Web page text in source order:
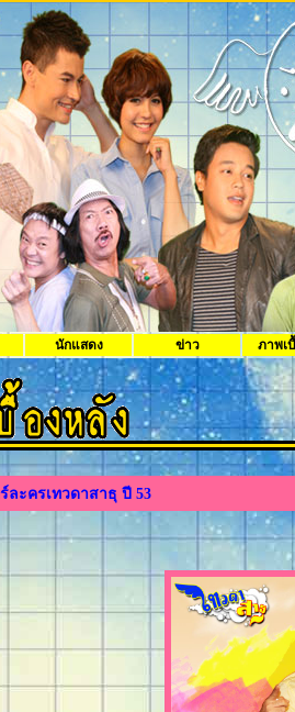
นักแสดง ข่าว ภาพเ
ละครเทวดาสาธุ ปี 53